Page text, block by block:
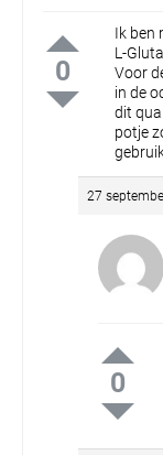
0
Ik ben
L-
Voor
in de
dit
potje
27
0